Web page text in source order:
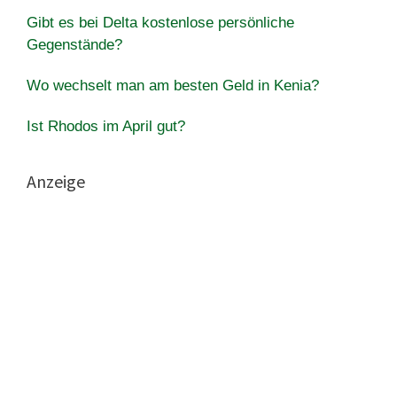
Gibt es bei Delta kostenlose persönliche
Gegenstände?
Wo wechselt man am besten Geld in Kenia?
Ist Rhodos im April gut?
Anzeige